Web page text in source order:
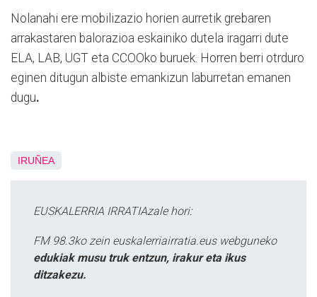
Nolanahi ere mobilizazio horien aurretik grebaren
arrakastaren balorazioa eskainiko dutela iragarri dute
ELA, LAB, UGT eta CCOOko buruek. Horren berri otrduro
eginen ditugun albiste emankizun laburretan emanen
dugu.
IRUÑEA
EUSKALERRIA IRRATIAzale hori:
FM 98.3ko zein euskalerriairratia.eus webguneko
edukiak musu truk entzun, irakur eta ikus
ditzakezu.